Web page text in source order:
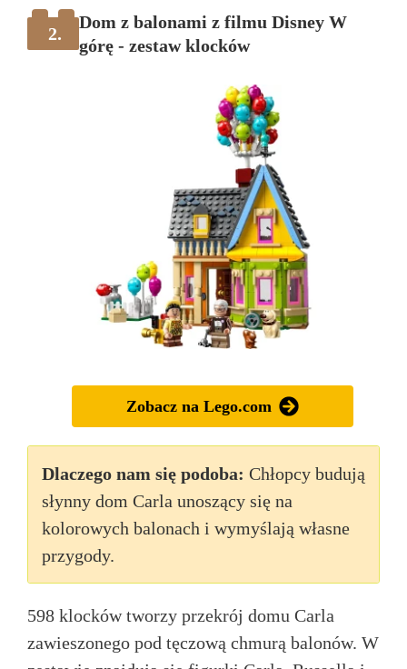
2.
Dom z balonami z filmu Disney W
górę - zestaw klocków
Zobacz na Lego.com
Dlaczego nam się podoba: Chłopcy budują
słynny dom Carla unoszący się na
kolorowych balonach i wymyślają własne
przygody.
598 klocków tworzy przekrój domu Carla
zawieszonego pod tęczową chmurą balonów. W